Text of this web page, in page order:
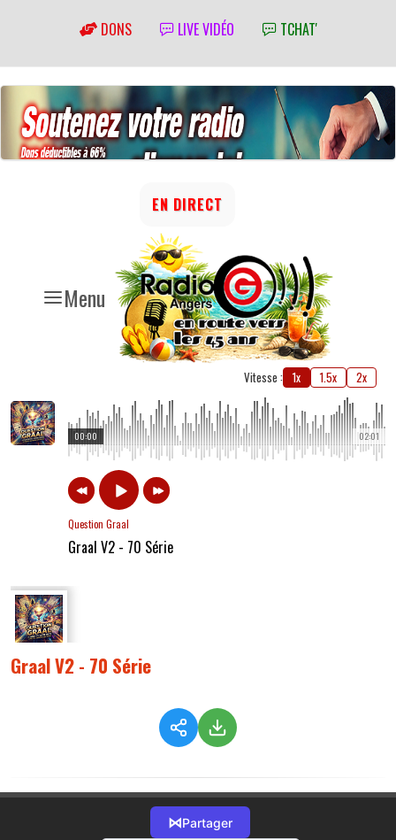
DONS LIVE VIDÉO TCHAT'
Menu
EN DIRECT
Vitesse : 1x 1.5x 2x
02:01
00:00
Question Graal
Graal V2 - 70 Série
Graal V2 - 70 Série
⋈Partager